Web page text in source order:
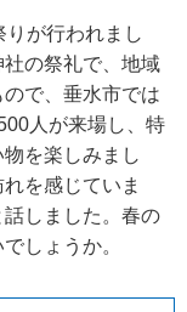
が行われまし
の祭礼で、地域
で、垂水市では
人が来場し、特
を楽しみまし
を感じていま
しました。春の
しょうか。